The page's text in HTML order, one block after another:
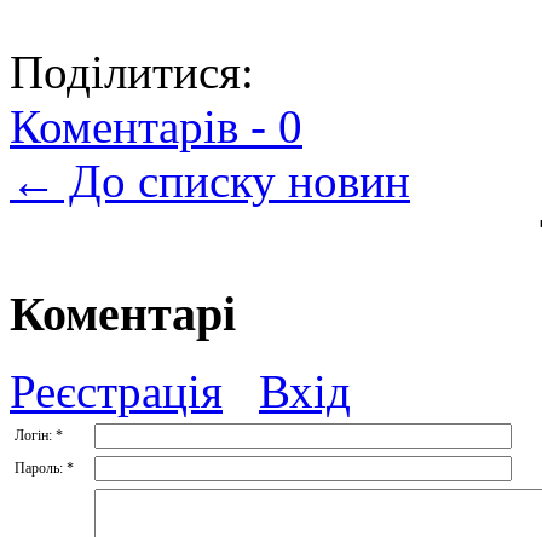
Поділитися:
Коментарів - 0
← До списку новин
Коментарі
Реєстрація Вхід
Логін: *
Пароль: *